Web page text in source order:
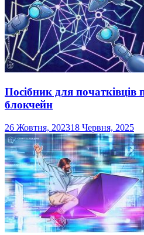
Посібник для початківців
блокчейн
26 Жовтня, 202318 Червня, 2025